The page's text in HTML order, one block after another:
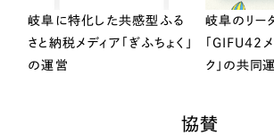
岐阜に特化した共感型ふる
さと納税メディア「ぎふちょく」
の運営
岐阜のリー
「GIFU42メ
ク」の共同
協賛